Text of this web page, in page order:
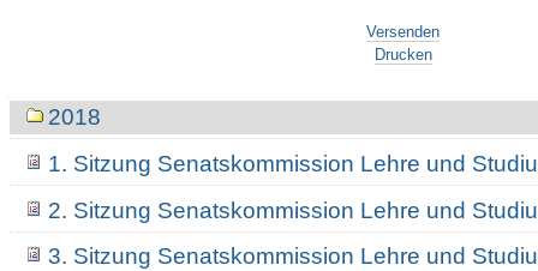
Versenden
Drucken
Navigation
2018
1. Sitzung Senatskommission Lehre und
2. Sitzung Senatskommission Lehre und
3. Sitzung Senatskommission Lehre und